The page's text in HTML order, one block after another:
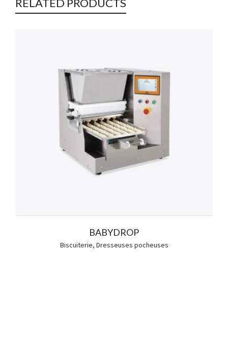
RELATED PRODUCTS
BABYDROP
Biscuiterie, Dresseuses pocheuses